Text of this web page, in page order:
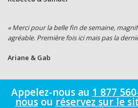
« Merci pour la belle fin de semaine,
agréable. Première fois ici mais pas la
Ariane & Gab
Appelez-nous au 1 877
nousou réservez sur le